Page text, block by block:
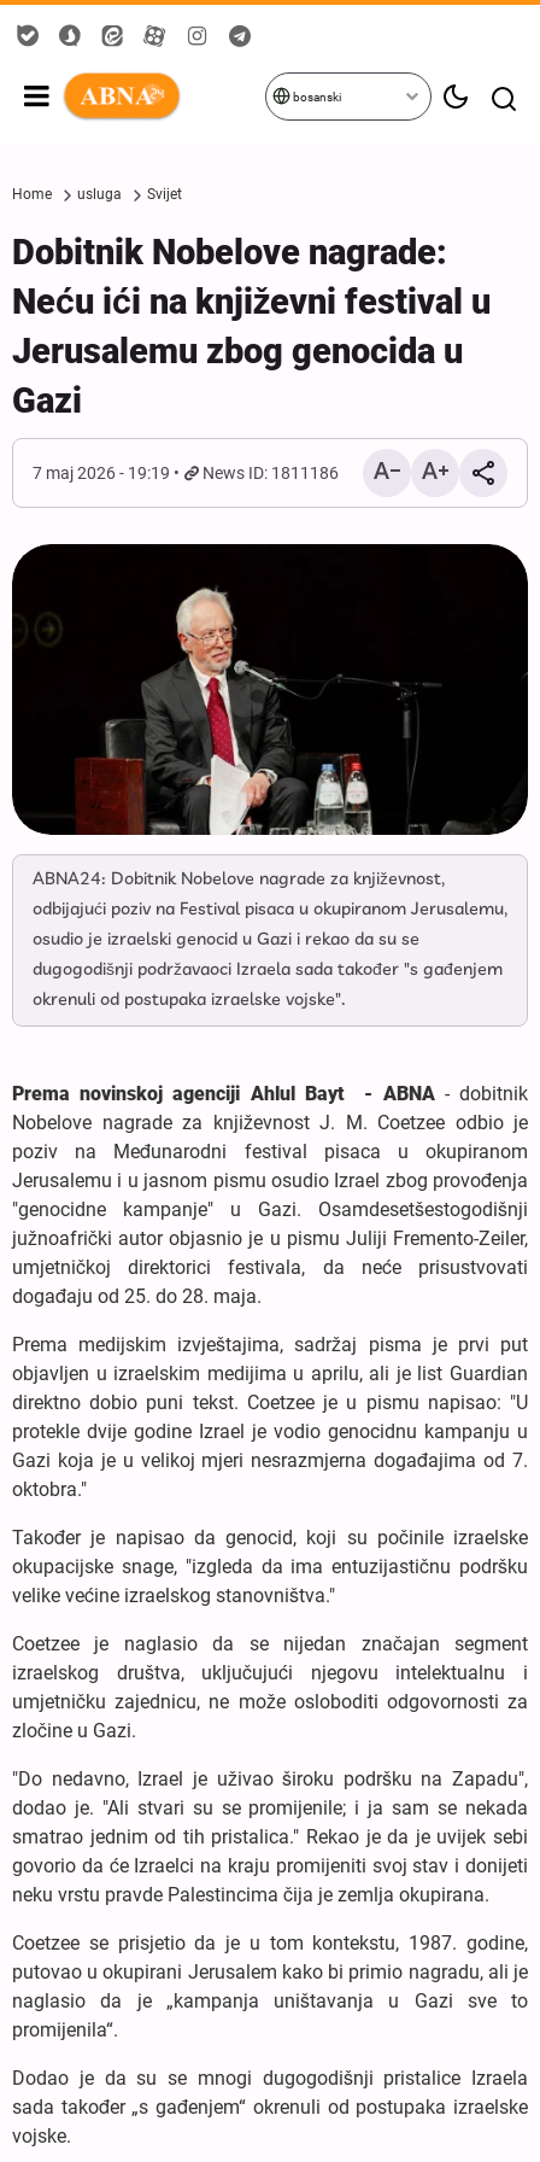
bosanski
Home usluga Svijet
Dobitnik Nobelove nagrade:
Neću ići na književni festival u
Jerusalemu zbog genocida u
Gazi
7 maj 2026 - 19:19 News ID: 1811186
ABNA24: Dobitnik Nobelove nagrade za književnost,
odbijajući poziv na Festival pisaca u okupiranom Jerusalemu,
osudio je izraelski genocid u Gazi i rekao da su se
dugogodišnji podržavaoci Izraela sada također "s gađenjem
okrenuli od postupaka izraelske vojske".
Prema novinskoj agenciji Ahlul Bayt - ABNA- dobitnik
Nobelove nagrade za književnost J. M. Coetzee odbio je
poziv na Međunarodni festival pisaca u okupiranom
Jerusalemu i u jasnom pismu osudio Izrael zbog provođenja
"genocidne kampanje" u Gazi. Osamdesetšestogodišnji
južnoafrički autor objasnio je u pismu Juliji Fremento-Zeiler,
umjetničkoj direktorici festivala, da neće prisustvovati
događaju od 25. do 28. maja.
Prema medijskim izvještajima, sadržaj pisma je prvi put
objavljen u izraelskim medijima u aprilu, ali je list Guardian
direktno dobio puni tekst. Coetzee je u pismu napisao: "U
protekle dvije godine Izrael je vodio genocidnu kampanju u
Gazi koja je u velikoj mjeri nesrazmjerna događajima od 7.
oktobra."
Također je napisao da genocid, koji su počinile izraelske
okupacijske snage, "izgleda da ima entuzijastičnu podršku
velike većine izraelskog stanovništva."
Coetzee je naglasio da se nijedan značajan segment
izraelskog društva, uključujući njegovu intelektualnu i
umjetničku zajednicu, ne može osloboditi odgovornosti za
zločine u Gazi.
"Do nedavno, Izrael je uživao široku podršku na Zapadu",
dodao je. "Ali stvari su se promijenile; i ja sam se nekada
smatrao jednim od tih pristalica." Rekao je da je uvijek sebi
govorio da će Izraelci na kraju promijeniti svoj stav i donijeti
neku vrstu pravde Palestincima čija je zemlja okupirana.
Coetzee se prisjetio da je u tom kontekstu, 1987. godine,
putovao u okupirani Jerusalem kako bi primio nagradu, ali je
naglasio da je „kampanja uništavanja u Gazi sve to
promijenila“.
Dodao je da su se mnogi dugogodišnji pristalice Izraela
sada također „s gađenjem“ okrenuli od postupaka izraelske
vojske.